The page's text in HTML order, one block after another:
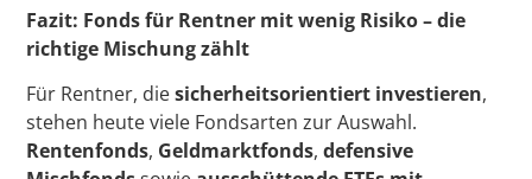
Fazit: Fonds für Rentner mit wenig Risiko – die
richtige Mischung zählt
Für Rentner, diesicherheitsorientiert investieren,
stehen heute viele Fondsarten zur Auswahl.
Rentenfonds, Geldmarktfonds,defensive